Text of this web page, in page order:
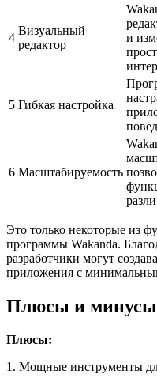
4
Визуальный
редактор
и
5 Гибкая настройка
6 Масштабируемость
Это только некоторые из
программы Wakanda.
разработчики могут
приложения с
Плюсы и минусы
Плюсы:
1. Мощные инструменты